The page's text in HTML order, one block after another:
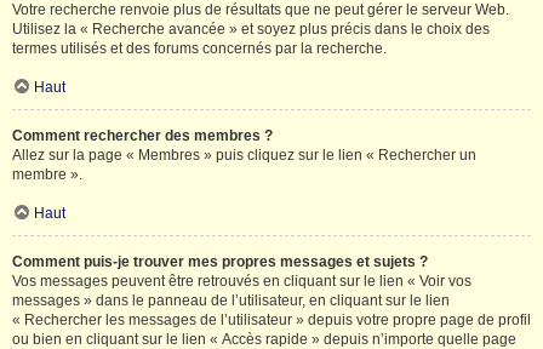
Votre recherche renvoie plus de résultats que ne peut gérer le serveur Web.
Utilisez la « Recherche avancée » et soyez plus précis dans le choix des
termes utilisés et des forums concernés par la recherche.
Haut
Comment rechercher des membres ?
Allez sur la page « Membres » puis cliquez sur le lien « Rechercher un
membre ».
Haut
Comment puis-je trouver mes propres messages et sujets ?
Vos messages peuvent être retrouvés en cliquant sur le lien « Voir vos
messages » dans le panneau de l’utilisateur, en cliquant sur le lien
« Rechercher les messages de l’utilisateur » depuis votre propre page de profil
ou bien en cliquant sur le lien « Accès rapide » depuis n’importe quelle page